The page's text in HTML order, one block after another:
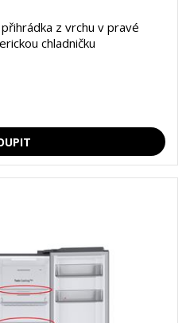
z vrchu v pravé
chladničku